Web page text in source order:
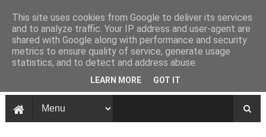
This site uses cookies from Google to deliver its services
and to analyze traffic. Your IP address and user-agent are
shared with Google along with performance and security
metrics to ensure quality of service, generate usage
statistics, and to detect and address abuse.
LEARN MORE GOT IT